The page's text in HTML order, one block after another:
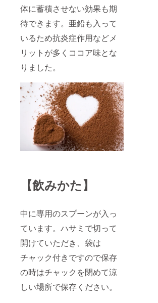
体に蓄積させない効果も期
待できます。亜鉛も入って
いるため抗炎症作用などメ
リットが多くココア味とな
りました。
【飲みかた】
中に専用のスプーンが入っ
ています。ハサミで切って
開けていただき、袋は
チャック付きですので保存
の時はチャックを閉めて涼
しい場所で保存ください。